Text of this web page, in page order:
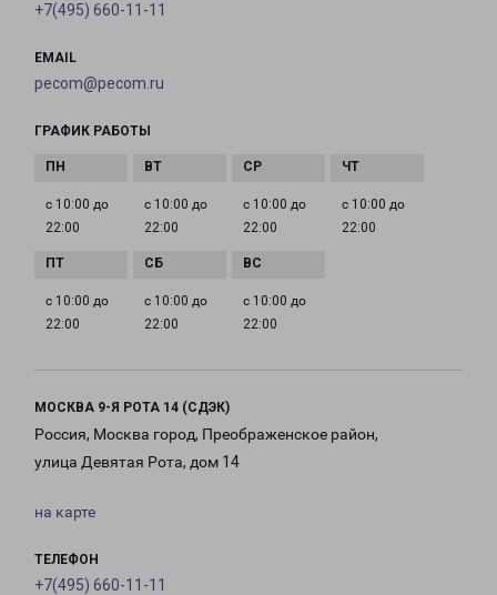
+7(495) 660-11-11
EMAIL
pecom@pecom.ru
ГРАФИК РАБОТЫ
с 10:00 до
22:00
с 10:00 до
22:00
с 10:00 до
22:00
с 10:00 до
22:00
с 10:00 до
22:00
с 10:00 до
22:00
с 10:00 до
22:00
МОСКВА 9-Я РОТА 14 (СДЭК)
Россия, Москва город, Преображенское район,
улица Девятая Рота, дом 14
на карте
ТЕЛЕФОН
+7(495) 660-11-11